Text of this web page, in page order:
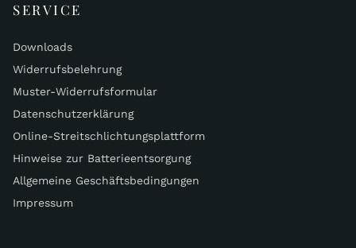
SERVICE
Downloads
Widerrufsbelehrung
Muster-Widerrufsformular
Datenschutzerklärung
Online-Streitschlichtungsplattform
Hinweise zur Batterieentsorgung
Allgemeine Geschäftsbedingungen
Impressum